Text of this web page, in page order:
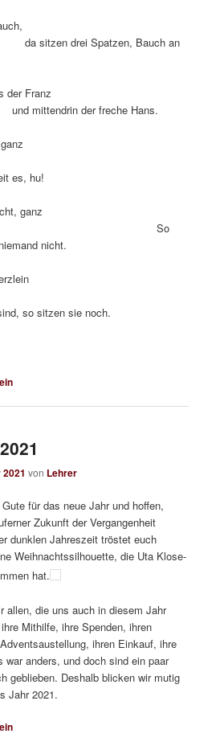
Haselstrauch,
Spatzen, Bauch an
und links der Franz
der freche Hans.
es, hu!
ganz
So
nicht.
so sitzen sie noch.
von Lehrer
für das neue Jahr und hoffen,
Zukunft der Vergangenheit
dunklen Jahreszeit tröstet euch
Weihnachtssilhouette, die Uta Klose-
hat.
allen, die uns auch in diesem Jahr
Mithilfe, ihre Spenden, ihren
ihren Einkauf, ihre
anders, und doch sind ein paar
geblieben. Deshalb blicken wir mutig
Jahr 2021.